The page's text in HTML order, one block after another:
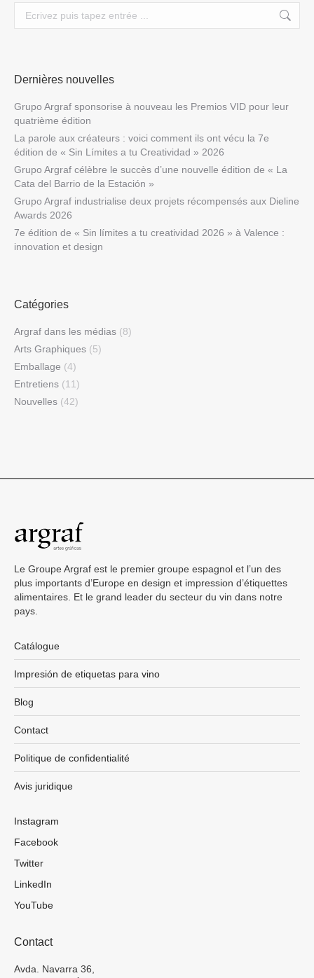
Dernières nouvelles
Grupo Argraf sponsorise à nouveau les Premios VID pour leur
quatrième édition
La parole aux créateurs : voici comment ils ont vécu la 7e
édition de « Sin Límites a tu Creatividad » 2026
Grupo Argraf célèbre le succès d’une nouvelle édition de « La
Cata del Barrio de la Estación »
Grupo Argraf industrialise deux projets récompensés aux Dieline
Awards 2026
7e édition de « Sin límites a tu creatividad 2026 » à Valence :
innovation et design
Catégories
Argraf dans les médias (8)
Arts Graphiques (5)
Emballage (4)
Entretiens (11)
Nouvelles (42)
Le Groupe Argraf est le premier groupe espagnol et l’un des
plus importants d’Europe en design et impression d’étiquettes
alimentaires. Et le grand leader du secteur du vin dans notre
pays.
Catálogue
Impresión de etiquetas para vino
Blog
Contact
Politique de confidentialité
Avis juridique
Instagram
Facebook
Twitter
LinkedIn
YouTube
Contact
Avda. Navarra 36,